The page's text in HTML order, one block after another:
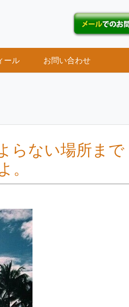
ール お問い合わせ
らない場所まで
。